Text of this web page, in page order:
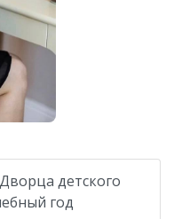
детского
год